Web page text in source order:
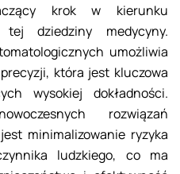
krok w kierunku
tej dziedziny medycyny.
umożliwia
która jest kluczowa
wysokiej dokładności.
rozwiązań
minimalizowanie ryzyka
ludzkiego, co ma